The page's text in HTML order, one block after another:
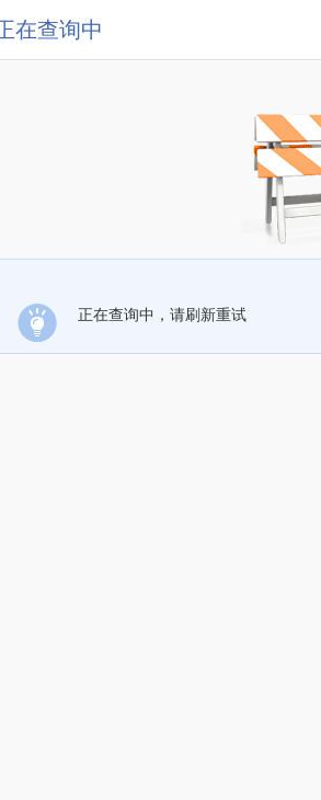
在查询中
正在查询中，请刷新重试